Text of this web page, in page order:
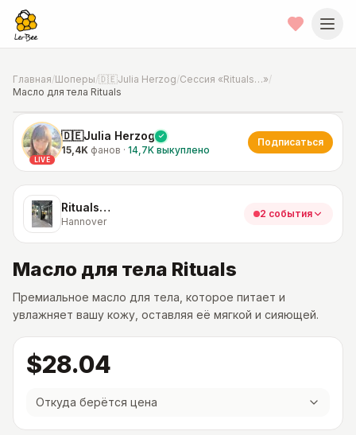
Главная/Шоперы/🇩🇪Julia Herzog/Сессия «Rituals…»/
Масло для тела Rituals
📍Фото от шопера·Hannover
LIVE
🇩🇪Julia Herzog
15,4K фанов · 14,7K выкуплено
Подписаться
Rituals…
Hannover
2 события
Масло для тела Rituals
Премиальное масло для тела, которое питает и
увлажняет вашу кожу, оставляя её мягкой и сияющей.
$28.04
Откуда берётся цена